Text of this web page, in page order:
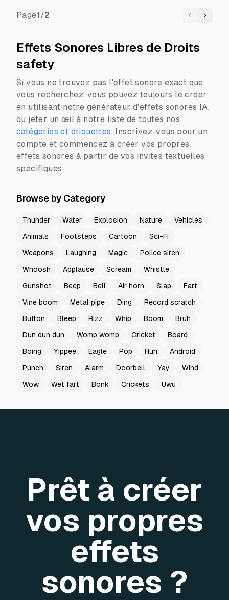
Page1/2 Previous
Next
Effets Sonores Libres de Droits
safety
Si vous ne trouvez pas l'effet sonore exact que
vous recherchez, vous pouvez toujours le créer
en utilisant notre générateur d'effets sonores IA,
ou jeter un œil à notre liste de toutes nos
catégories et étiquettes. Inscrivez-vous pour un
compte et commencez à créer vos propres
effets sonores à partir de vos invites textuelles
spécifiques.
Browse by Category
Thunder Water Explosion Nature
Vehicles
Animals
Footsteps Cartoon
Sci-Fi
Weapons
Laughing Magic
Police siren
Whoosh
Applause Scream
Whistle
Gunshot
Beep Bell Air horn Slap
Fart
Vine boom
Metal pipe Ding
Record scratch
Button
Bleep Rizz Whip Boom
Bruh
Dun dun dun
Womp womp Cricket
Board
Boing
Yippee Eagle Pop Huh
Android
Punch
Siren Alarm Doorbell Yay
Wind
Wow
Wet fart Bonk Crickets Uwu
Prêt à créer
vos propres
effets
sonores ?